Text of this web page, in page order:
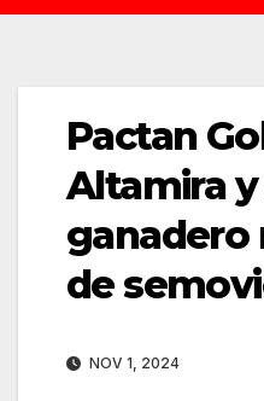
Pactan
Altamira
ganadero
de
NOV 1, 2024